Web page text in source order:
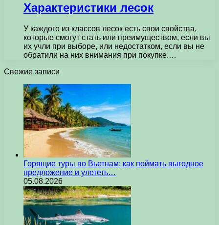
Характеристики лесок
У каждого из классов лесок есть свои свойства,
которые смогут стать или преимуществом, если вы
их учли при выборе, или недостатком, если вы не
обратили на них внимания при покупке.…
Свежие записи
Горящие туры во Вьетнам: как поймать выгодное
предложение и улететь…
05.08.2026